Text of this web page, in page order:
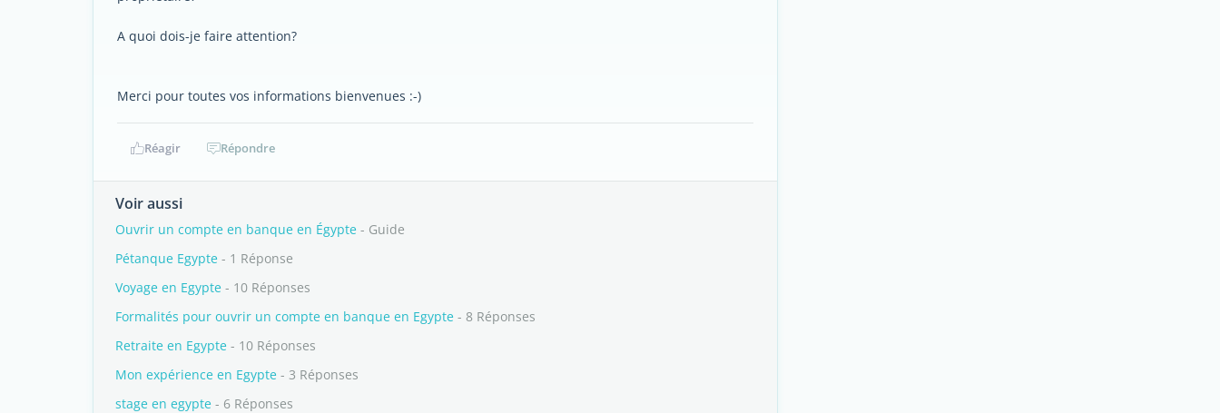
A quoi dois-je faire attention?
Merci pour toutes vos informations bienvenues :-)
Réagir Répondre
Voir aussi
Ouvrir un compte en banque en Égypte - Guide
Pétanque Egypte - 1 Réponse
Voyage en Egypte - 10 Réponses
Formalités pour ouvrir un compte en banque en Egypte - 8 Réponses
Retraite en Egypte - 10 Réponses
Mon expérience en Egypte - 3 Réponses
stage en egypte - 6 Réponses